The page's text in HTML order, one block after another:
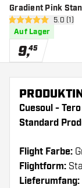
Gradient Pink
Flights
5 Bewertungssterne
5.0 (1)
Auf Lager
9,45
Cuesoul -
Standard
Flight Farbe:
Flightform:
Lieferumfang: